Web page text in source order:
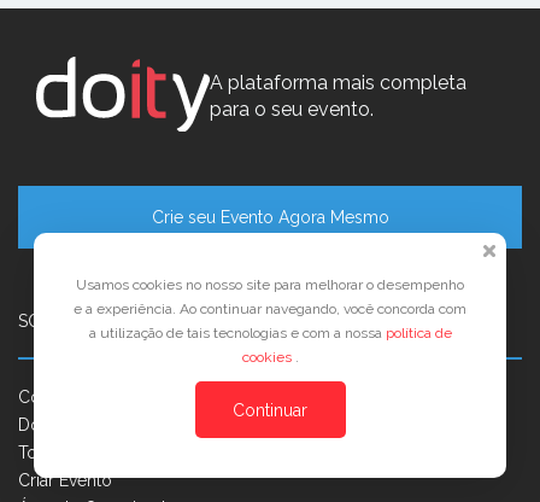
A plataforma mais completa
para o seu evento.
Crie seu Evento Agora Mesmo
SOBRE A DOITY
Como funciona
Doity Play
Todos os Eventos
Criar Evento
Usamos cookies no nosso site para melhorar o desempenho
e a experiência. Ao continuar navegando, você concorda com
a utilização de tais tecnologias e com a nossa política de
cookies .
Continuar